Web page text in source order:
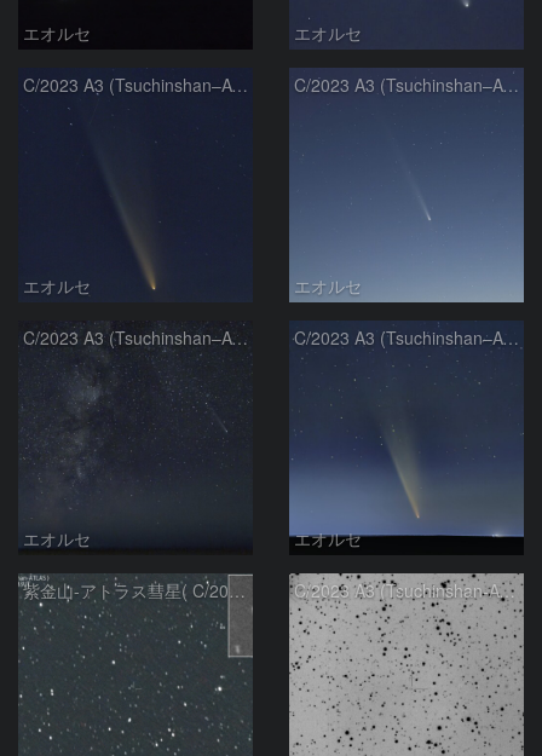
エオルセ エオルセ
C/2023 A3 (Tsuchinshan–ATLAS)
エオルセ
C/2023 A3 (Tsuchinshan–ATLAS)
エオルセ
C/2023 A3 (Tsuchinshan–ATLAS)と天の川
エオルセ
C/2023 A3 (Tsuchinshan–ATLAS)
エオルセ
紫金山-アトラス彗星( C/2023A3 )：2025/09/16 C/2023 A3 (Tsuchinshan-ATLAS)